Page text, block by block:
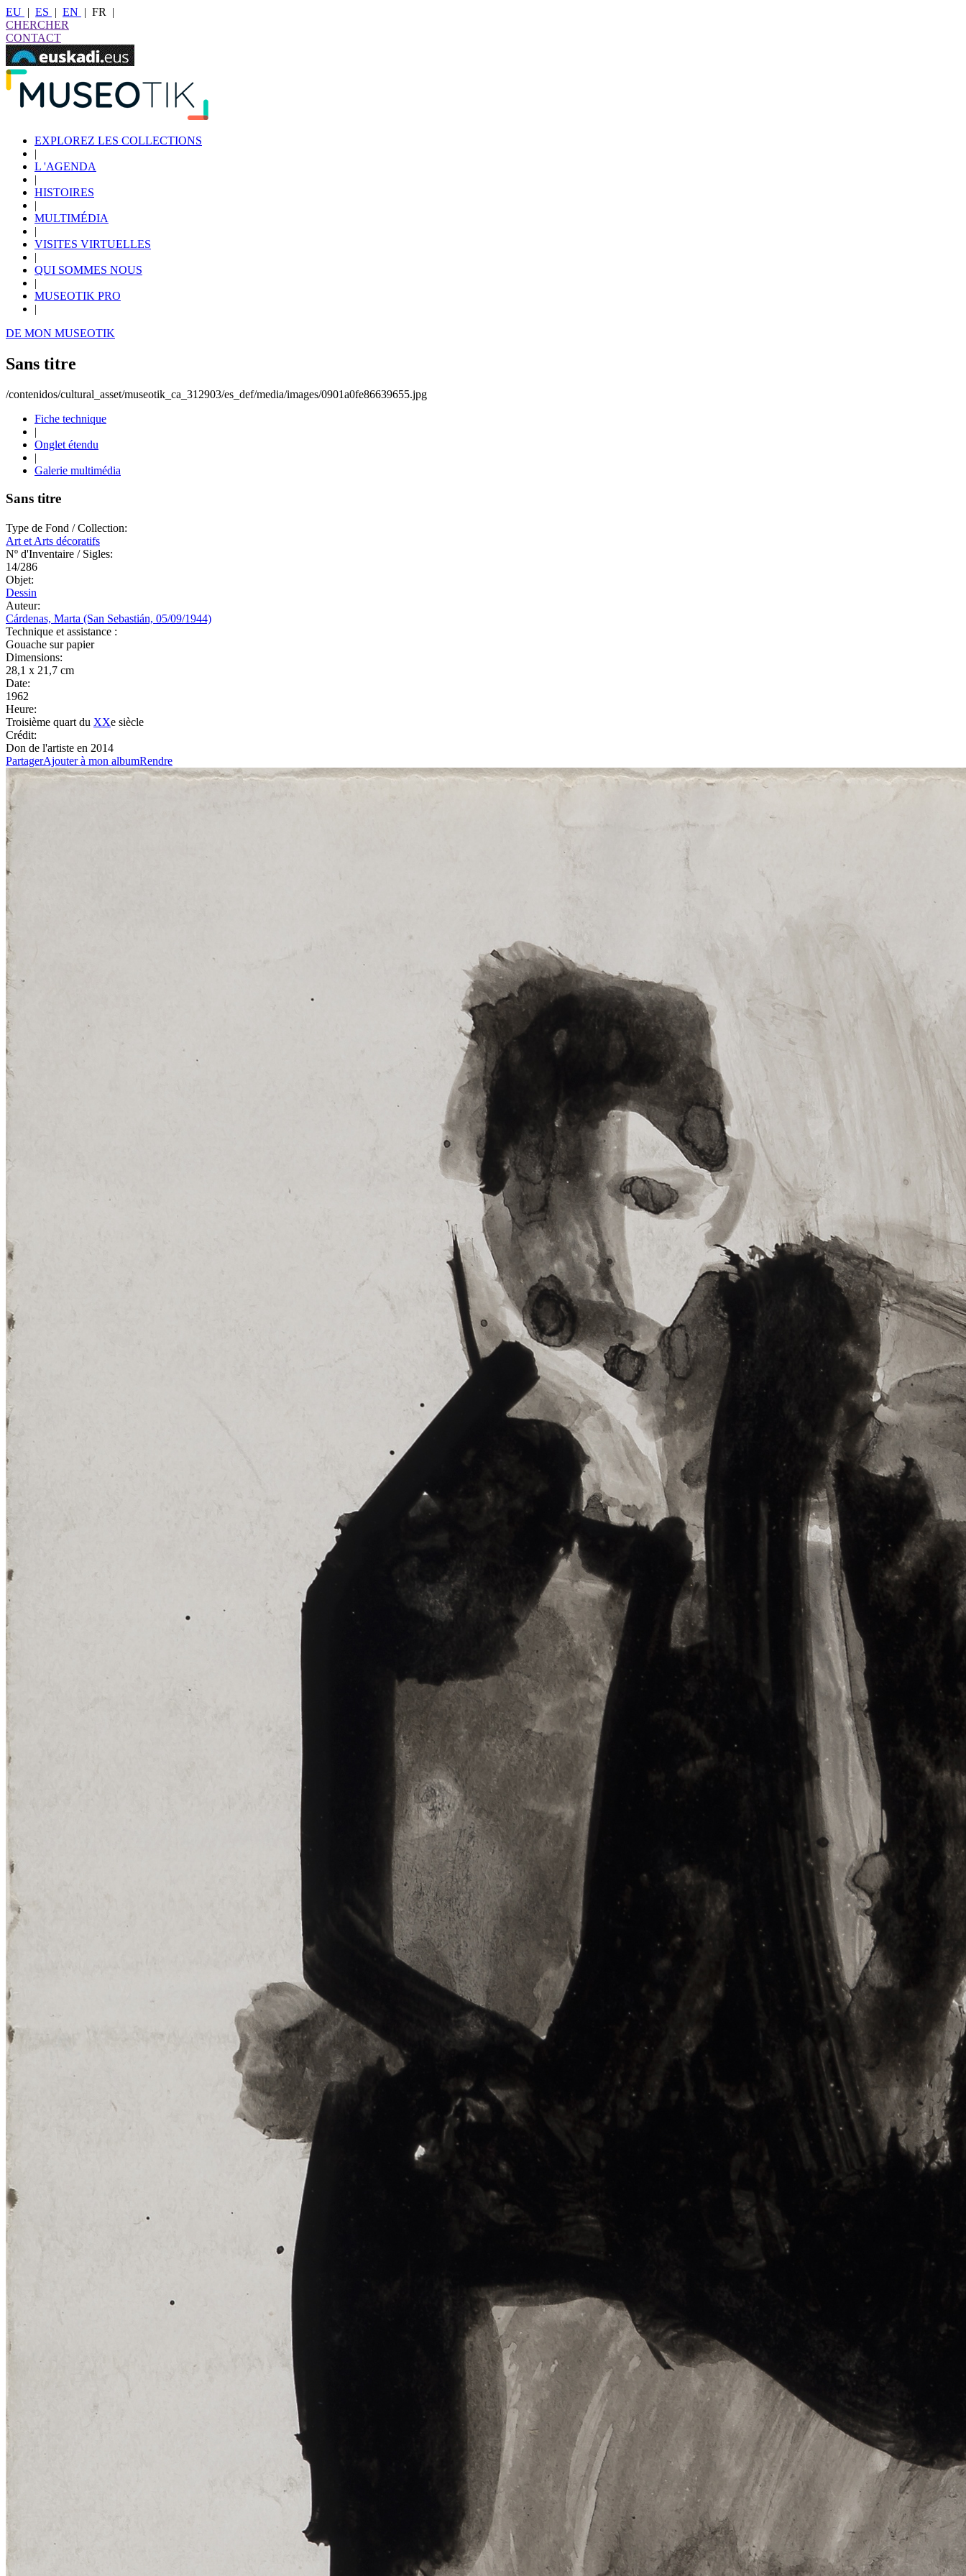
EU | ES | EN | FR
|
CHERCHER
CONTACT
EXPLOREZ LES COLLECTIONS
|
L 'AGENDA
|
HISTOIRES
|
MULTIMÉDIA
|
VISITES VIRTUELLES
|
QUI SOMMES NOUS
|
MUSEOTIK PRO
|
DE MON MUSEOTIK
Sans titre
/contenidos/cultural_asset/museotik_ca_312903/es_def/media/images/0901a0fe86639655.jpg
Fiche technique
|
Onglet étendu
|
Galerie multimédia
Sans titre
Type de Fond / Collection:
Art et Arts décoratifs
Nº d'Inventaire / Sigles:
14/286
Objet:
Dessin
Auteur:
Cárdenas, Marta (San Sebastián, 05/09/1944)
Technique et assistance :
Gouache sur papier
Dimensions:
28,1 x 21,7 cm
Date:
1962
Heure:
Troisième quart du XXe siècle
Crédit:
Don de l'artiste en 2014
PartagerAjouter à mon albumRendre